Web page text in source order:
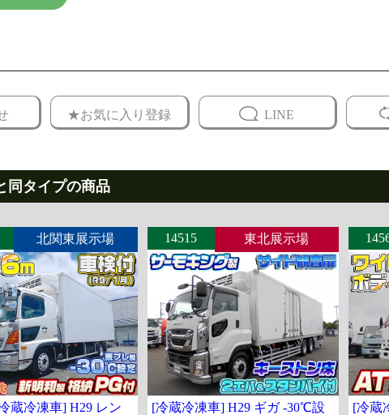
★お気に入り登録 LINE
同タイプの商品
北関東展示場
蔵冷凍車] H29 レン
14515 東北展示場
[冷蔵冷凍車] H29 ギガ -30℃設
[冷蔵